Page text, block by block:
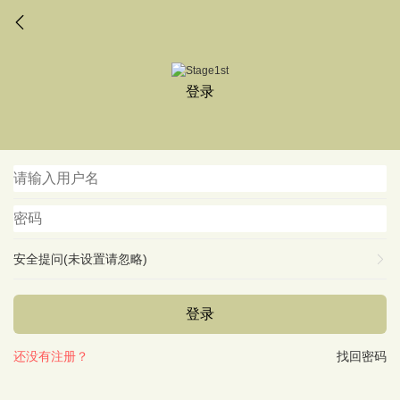
登录
安全提问(未设置请忽略)
登录
找回密码
还没有注册？